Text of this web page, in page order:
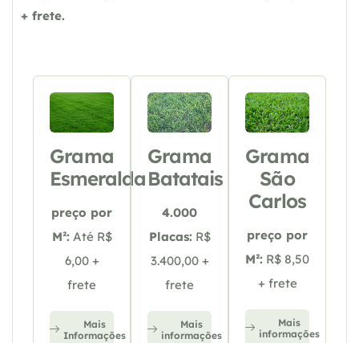
+ frete.
Grama
Esmeralda
preço por
M²: Até R$
6,00 +
frete
Mais
Informações
Grama
Batatais
4.000
Placas: R$
3.400,00 +
frete
Mais
informações
Grama
São
Carlos
preço por
M²: R$ 8,50
+ frete
Mais
informações